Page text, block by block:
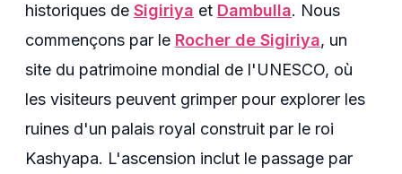
historiques de Sigiriya et Dambulla. Nous
commençons par le Rocher de Sigiriya, un
site du patrimoine mondial de l'UNESCO, où
les visiteurs peuvent grimper pour explorer les
ruines d'un palais royal construit par le roi
Kashyapa. L'ascension inclut le passage par